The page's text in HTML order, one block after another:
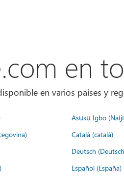
en
en varios países y
Asụsụ Igbo
Català (català)
Deutsch
Español (España)